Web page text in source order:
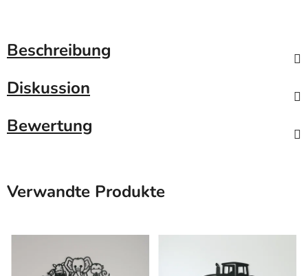
Beschreibung
Diskussion
Bewertung
Verwandte Produkte